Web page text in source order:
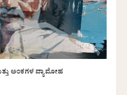
ಅಂಕಗಳ ವ್ಯಾಮೋಹ